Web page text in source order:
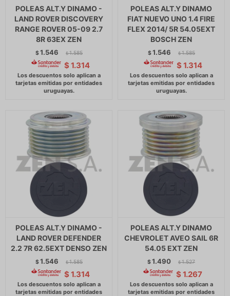
POLEAS ALT.Y DINAMO -
LAND ROVER DISCOVERY
RANGE ROVER 05-09 2.7
8R 63EX ZEN
$1.546 $ 1.585
$ 1.314
POLEAS ALT.Y DINAMO
FIAT NUEVO UNO 1.4 FIRE
FLEX 2014/ 5R 54.05EXT
BOSCH ZEN
$1.546 $ 1.585
$ 1.314
POLEAS ALT.Y DINAMO -
LAND ROVER DEFENDER
2.2 7R 62.5EXT DENSO ZEN
$1.546 $ 1.585
$ 1.314
POLEAS ALT.Y DINAMO
CHEVROLET AVEO SAIL 6R
54.05 EXT ZEN
$1.490 $ 1.527
$ 1.267